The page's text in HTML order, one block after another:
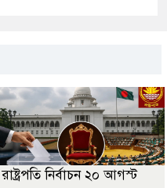
রাষ্ট্রপতি নির্বাচন ২০ আগস্ট